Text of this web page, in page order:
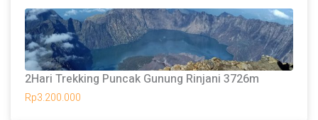
2Hari Trekking Puncak Gunung Rinjani 3726m
Rp3.200.000